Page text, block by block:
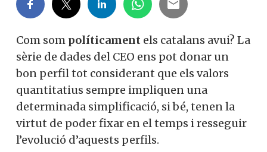
Com som políticament els catalans avui?
La sèrie de dades del CEO ens pot donar
un bon perfil tot considerant que els
valors quantitatius sempre impliquen una
determinada simplificació, si bé, tenen la
virtut de poder fixar en el temps i
resseguir l’evolució d’aquests perfils.